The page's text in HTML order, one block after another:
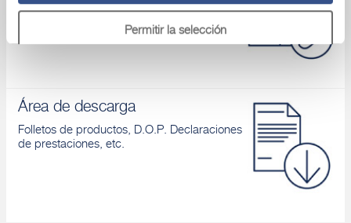
Permitir la selección
con nuestros asesores.
Área de descarga
Folletos de productos, D.O.P. Declaraciones
de prestaciones, etc.